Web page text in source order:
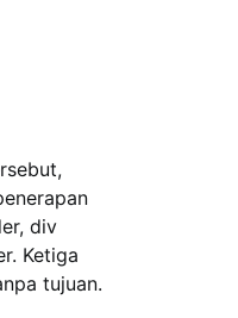
div
Ketiga
tujuan.